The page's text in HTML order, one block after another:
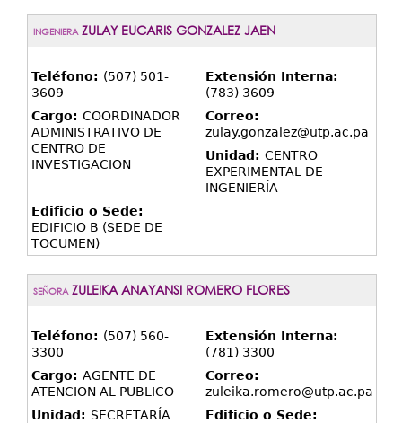
INGENIERA ZULAY EUCARIS GONZALEZ JAEN
Teléfono: (507) 501-
3609
Extensión Interna:
(783) 3609
Cargo: COORDINADOR
ADMINISTRATIVO DE
CENTRO DE
INVESTIGACION
Correo:
zulay.gonzalez@utp.ac.pa
Unidad: CENTRO
EXPERIMENTAL DE
INGENIERÍA
Edificio o Sede:
EDIFICIO B (SEDE DE
TOCUMEN)
SEÑORA ZULEIKA ANAYANSI ROMERO FLORES
Teléfono: (507) 560-
3300
Extensión Interna:
(781) 3300
Cargo: AGENTE DE
ATENCION AL PUBLICO
Correo:
zuleika.romero@utp.ac.pa
Unidad: SECRETARÍA
Edificio o Sede: